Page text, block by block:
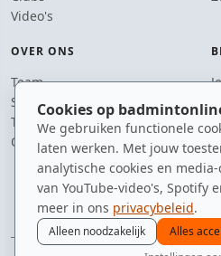
Cookies op
We gebruiken functionele
laten werken. Met jouw
analytische cookies en
van YouTube-video's, Spotify
meer in ons privacybeleid.
Alleen noodzakelijk
Alles
Video's
OVER ONS
Team
Supporters
Tip de redactie
Contact